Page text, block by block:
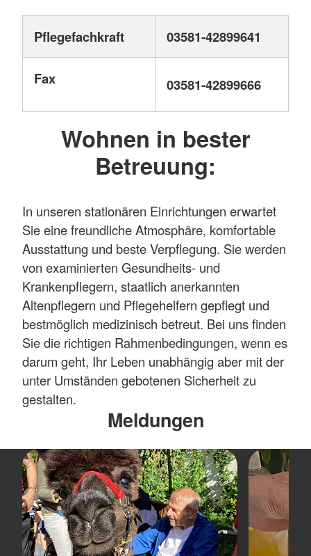
Pflegefachkraft 03581-42899641
Fax 03581-42899666
Wohnen in bester
Betreuung:
In unseren stationären Einrichtungen erwartet
Sie eine freundliche Atmosphäre, komfortable
Ausstattung und beste Verpflegung. Sie werden
von examinierten Gesundheits- und
Krankenpflegern, staatlich anerkannten
Altenpflegern und Pflegehelfern gepflegt und
bestmöglich medizinisch betreut. Bei uns finden
Sie die richtigen Rahmenbedingungen, wenn es
darum geht, Ihr Leben unabhängig aber mit der
unter Umständen gebotenen Sicherheit zu
gestalten.
Meldungen